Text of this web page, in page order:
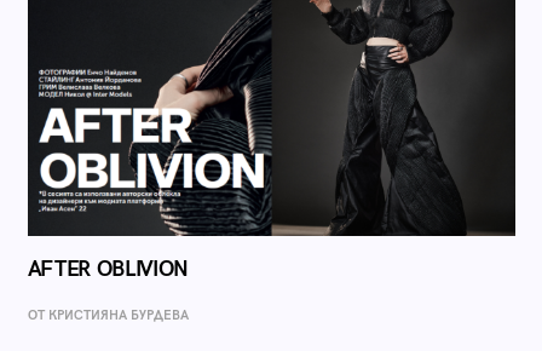
AFTER OBLIVION
ОТ КРИСТИЯНА БУРДЕВА